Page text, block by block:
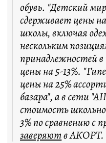
обувь. "Детский
сдерживает цены
школы, включая
нескольким
принадлежностей
цены на 5-13%.
цены на 25%
базара", а в сети
стоимость
3% по сравнению с
заверяютв АКОРТ.